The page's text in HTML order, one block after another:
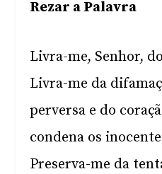
Rezar a Palavra
Livra-me, Senhor,
Livra-me da
perversa e do
condena os
Preserva-me da